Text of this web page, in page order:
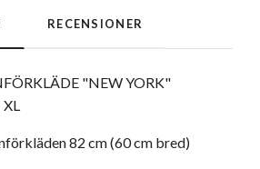
RECENSIONER
"NEW YORK"
82 cm (60 cm bred)